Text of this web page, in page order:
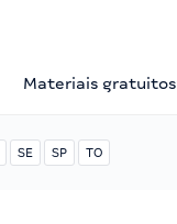
Materiais gratuitos
SE SP TO